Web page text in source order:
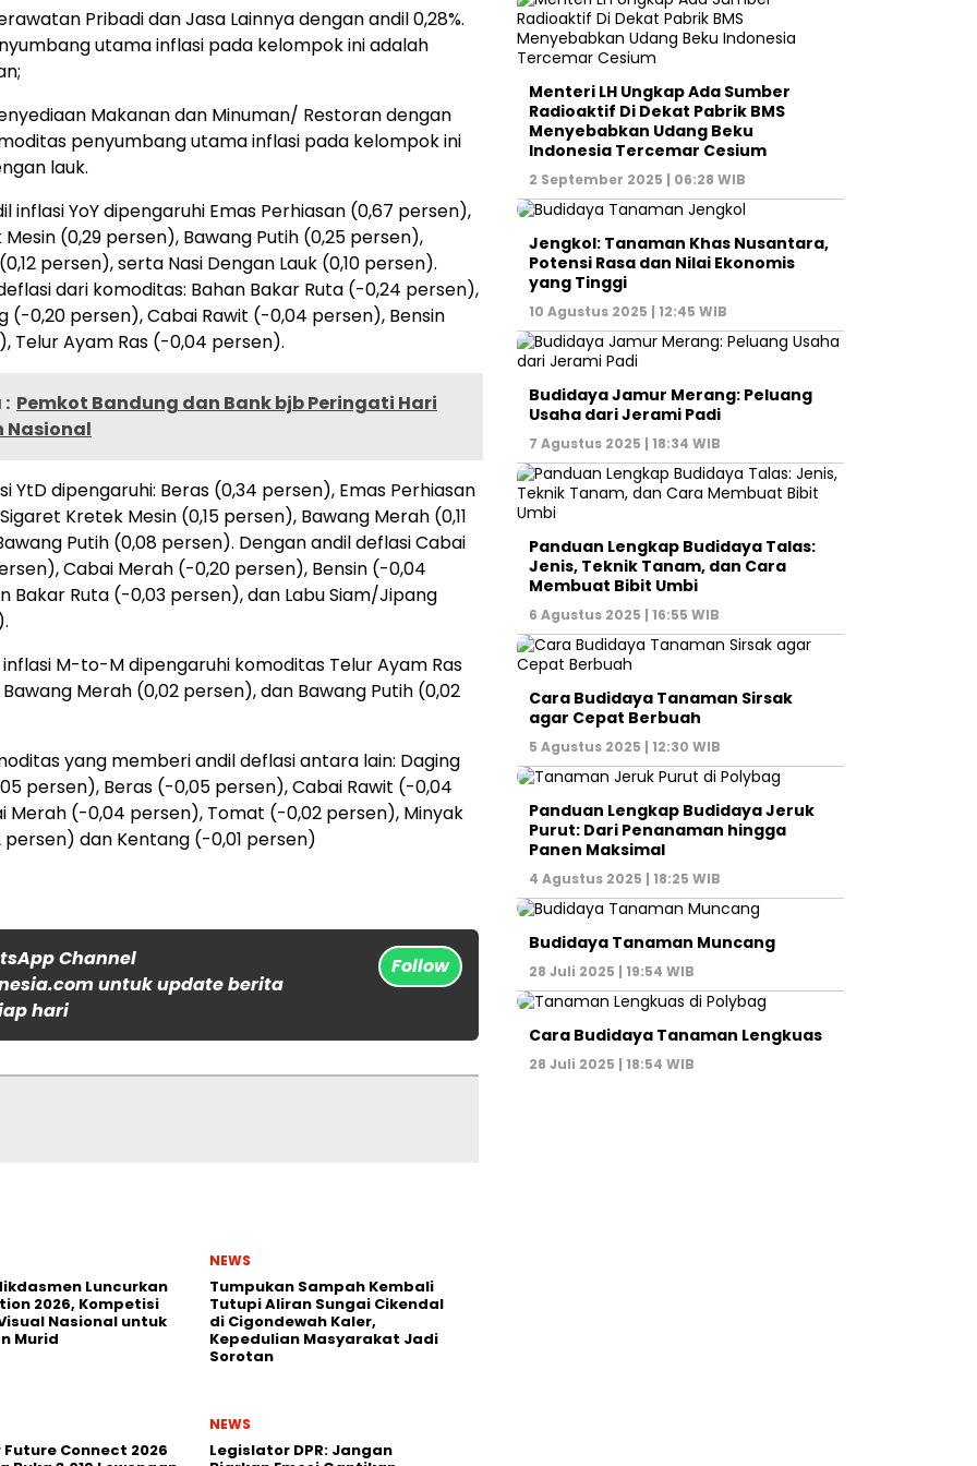
Pribadi dan Jasa Lainnya dengan andil 0,28%.
utama inflasi pada kelompok ini adalah
Makanan dan Minuman/ Restoran dengan
penyumbang utama inflasi pada kelompok ini
lauk.
inflasi YoY dipengaruhi Emas Perhiasan (0,67 persen),
(0,29 persen), Bawang Putih (0,25 persen),
persen), serta Nasi Dengan Lauk (0,10 persen).
dari komoditas: Bahan Bakar Ruta (-0,24 persen),
(-0,20 persen), Cabai Rawit (-0,04 persen), Bensin
Telur Ayam Ras (-0,04 persen).
: Pemkot Bandung dan Bank bjb Peringati Hari
Nasional
YtD dipengaruhi: Beras (0,34 persen), Emas Perhiasan
Kretek Mesin (0,15 persen), Bawang Merah (0,11
Putih (0,08 persen). Dengan andil deflasi Cabai
Cabai Merah (-0,20 persen), Bensin (-0,04
Bakar Ruta (-0,03 persen), dan Labu Siam/Jipang
M-to-M dipengaruhi komoditas Telur Ayam Ras
Merah (0,02 persen), dan Bawang Putih (0,02
yang memberi andil deflasi antara lain: Daging
persen), Beras (-0,05 persen), Cabai Rawit (-0,04
Merah (-0,04 persen), Tomat (-0,02 persen), Minyak
dan Kentang (-0,01 persen)
Channel
untuk update berita
hari
Follow
Luncurkan
2026, Kompetisi
Nasional untuk
Murid
NEWS
Tumpukan Sampah Kembali
Tutupi Aliran Sungai Cikendal
di Cigondewah Kaler,
Kepedulian Masyarakat Jadi
Sorotan
Future Connect 2026
NEWS
Legislator DPR: Jangan
Menteri LH Ungkap Ada Sumber
Radioaktif Di Dekat Pabrik BMS
Menyebabkan Udang Beku
Indonesia Tercemar Cesium
2 September 2025 | 06:28 WIB
Jengkol: Tanaman Khas Nusantara,
Potensi Rasa dan Nilai Ekonomis
yang Tinggi
10 Agustus 2025 | 12:45 WIB
Budidaya Jamur Merang: Peluang
Usaha dari Jerami Padi
7 Agustus 2025 | 18:34 WIB
Panduan Lengkap Budidaya Talas:
Jenis, Teknik Tanam, dan Cara
Membuat Bibit Umbi
6 Agustus 2025 | 16:55 WIB
Cara Budidaya Tanaman Sirsak
agar Cepat Berbuah
5 Agustus 2025 | 12:30 WIB
Panduan Lengkap Budidaya Jeruk
Purut: Dari Penanaman hingga
Panen Maksimal
4 Agustus 2025 | 18:25 WIB
Budidaya Tanaman Muncang
28 Juli 2025 | 19:54 WIB
Cara Budidaya Tanaman Lengkuas
28 Juli 2025 | 18:54 WIB